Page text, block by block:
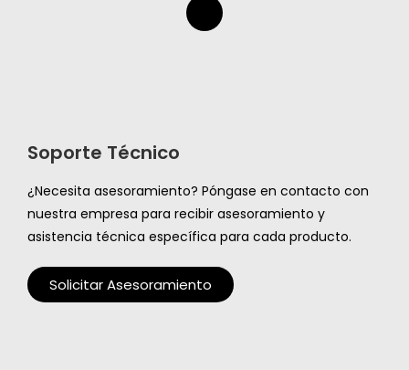
Soporte Técnico
¿Necesita asesoramiento? Póngase en contacto con
nuestra empresa para recibir asesoramiento y
asistencia técnica específica para cada producto.
Solicitar Asesoramiento